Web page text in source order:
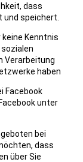
dass
und speichert.
Kenntnis
Verarbeitung
haben
Facebook
unter
bei
dass
über Sie